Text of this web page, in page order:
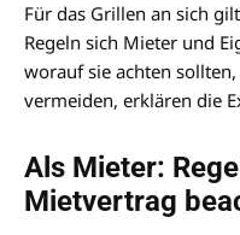
Für das Grillen an sich
Regeln sich Mieter und
worauf sie achten
vermeiden, erklären die
Als Mieter:
Mietvertrag